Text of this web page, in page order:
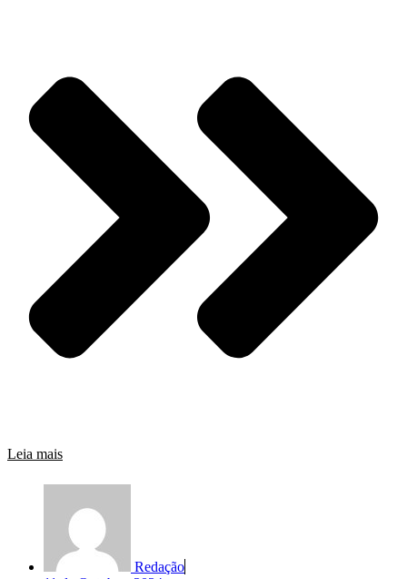
Leia mais
Redação